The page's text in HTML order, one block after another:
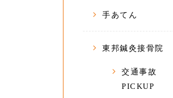
手あてん
東邦鍼灸接骨院
交通事故
PICKUP